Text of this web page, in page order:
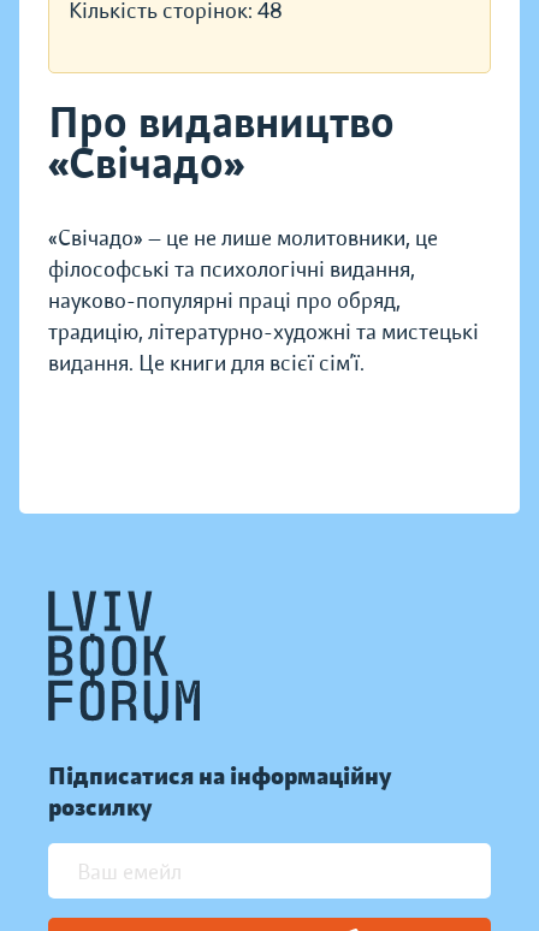
Кількість сторінок: 48
Про видавництво
«Свічадо»
«Свічадо» — це не лише молитовники, це
філософські та психологічні видання,
науково-популярні праці про обряд,
традицію, літературно-художні та мистецькі
видання. Це книги для всієї сім’ї.
Підписатися на інформаційну
розсилку